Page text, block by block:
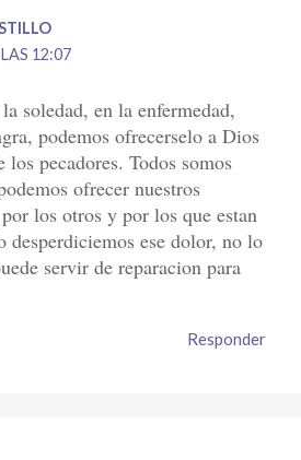
12:07
soledad, en la enfermedad,
podemos ofrecerselo a Dios
los pecadores. Todos somos
ofrecer nuestros
los otros y por los que estan
desperdiciemos ese dolor, no lo
servir de reparacion para
Responder